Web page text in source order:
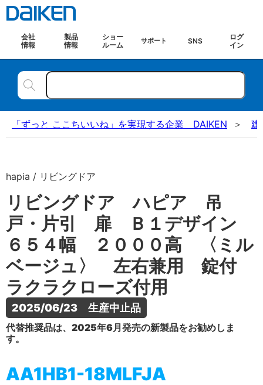
会社
情報
製品
情報
ショー
ルーム
サポート SNS
ログ
イン
「ずっと ここちいいね」を実現する企業 DAIKEN 建
hapia / リビングドア
リビングドア ハピア 吊
戸・片引 扉 Ｂ１デザイン
６５４幅 ２０００高 〈ミル
ベージュ〉 左右兼用 錠付
ラクラクローズ付用
2025/06/23　生産中止品
代替推奨品は、2025年6月発売の新製品をお勧めしま
す。
AA1HB1-18MLFJA